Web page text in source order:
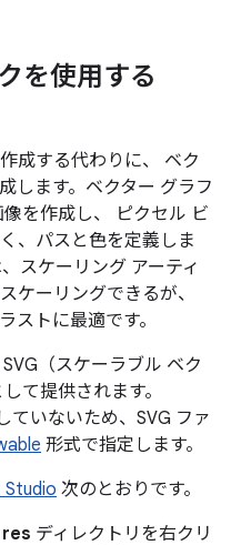
を使用する
成する代わりに、 ベク
します。ベクター グラフ
を作成し、 ピクセル ビ
、パスと色を定義しま
スケーリング アーティ
ケーリングできるが、
ストに最適です。
（スケーラブル ベク
て提供されます。
ていないため、SVG ファ
形式で指定します。
次のとおりです。
res ディレクトリを右クリ